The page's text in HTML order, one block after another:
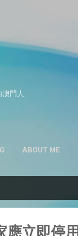
門人
ABOUT ME
應立即停